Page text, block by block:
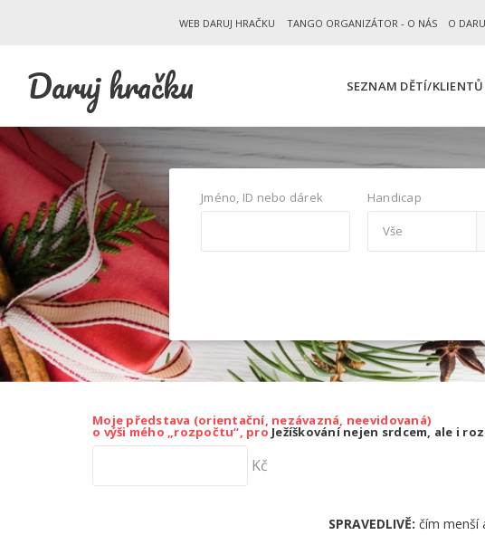
WEB DARUJ HRAČKU TANGO ORGANIZÁTOR - O NÁS O
Daruj hračku SEZNAM DĚTÍ/
Jméno, ID nebo dárek Handicap
Moje představa (orientační, nezávazná, neevidovaná)
o výši mého „rozpočtu“, pro Ježíškování nejen srdcem, ale i
Kč
SPRAVEDLIVĚ: čím menší